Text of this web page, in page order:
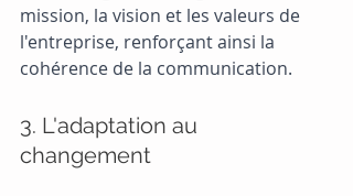
mission, la vision et les valeurs de
l'entreprise, renforçant ainsi la
cohérence de la communication.
3. L'adaptation au
changement